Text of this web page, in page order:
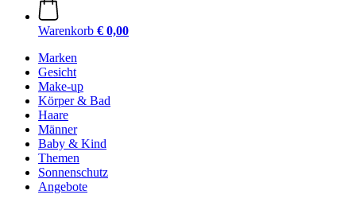
Warenkorb € 0,00
Marken
Gesicht
Make-up
Körper & Bad
Haare
Männer
Baby & Kind
Themen
Sonnenschutz
Angebote